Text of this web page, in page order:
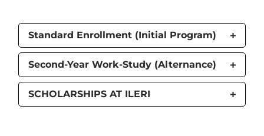
Standard Enrollment (Initial Program)
Second-Year Work-Study (Alternance)
SCHOLARSHIPS AT ILERI